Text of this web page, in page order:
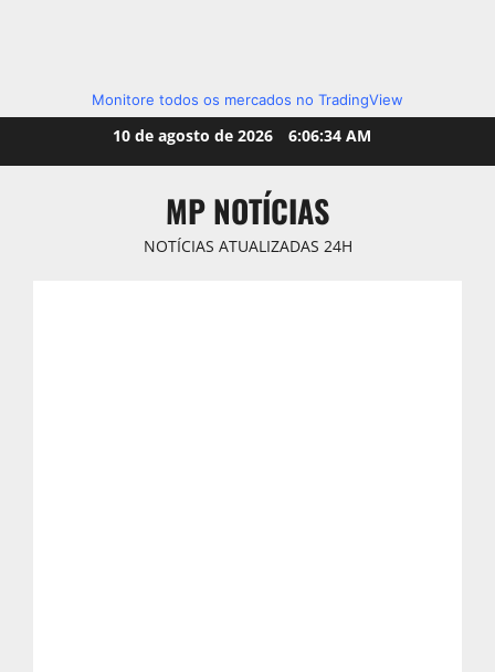
Monitore todos os mercados no TradingView
10 de agosto de 2026 6:06:36 AM
MP NOTÍCIAS
NOTÍCIAS ATUALIZADAS 24H